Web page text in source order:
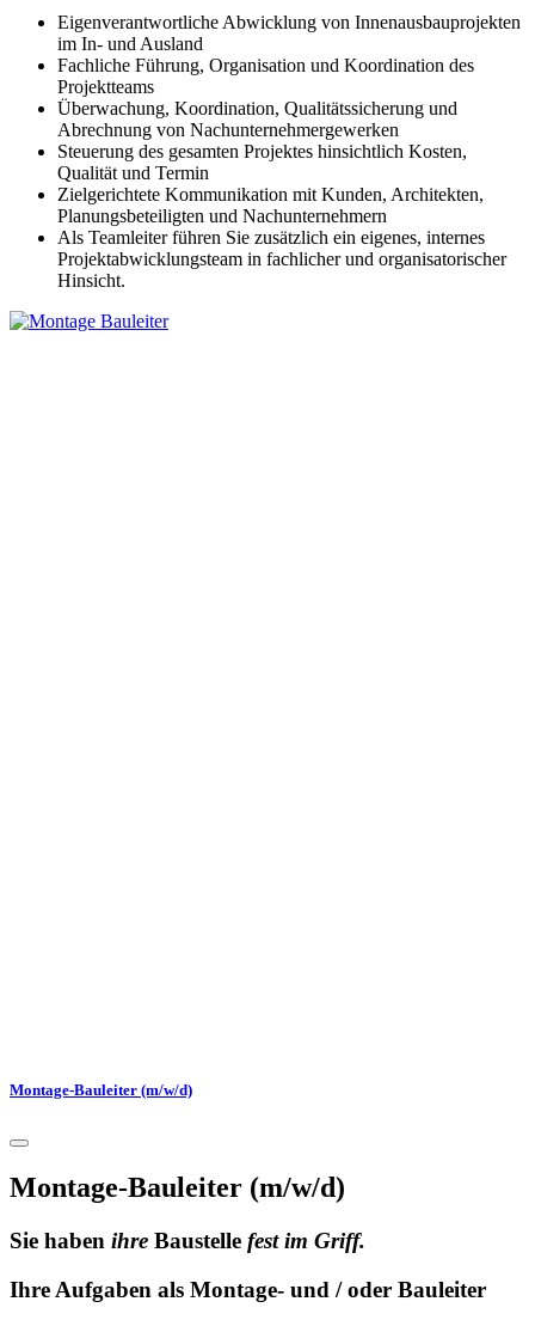
Eigenverantwortliche Abwicklung von Innenausbauprojekten
im In- und Ausland
Fachliche Führung, Organisation und Koordination des
Projektteams
Überwachung, Koordination, Qualitätssicherung und
Abrechnung von Nachunternehmergewerken
Steuerung des gesamten Projektes hinsichtlich Kosten,
Qualität und Termin
Zielgerichtete Kommunikation mit Kunden, Architekten,
Planungsbeteiligten und Nachunternehmern
Als Teamleiter führen Sie zusätzlich ein eigenes, internes
Projektabwicklungsteam in fachlicher und organisatorischer
Hinsicht.
Montage-Bauleiter (m/w/d)
Montage-Bauleiter (m/w/d)
Sie haben ihre Baustelle fest im Griff.
Ihre Aufgaben als Montage- und / oder Bauleiter